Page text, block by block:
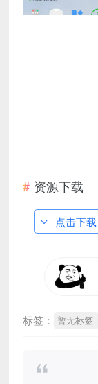
资源下载
点击下载
标签： 暂无标签